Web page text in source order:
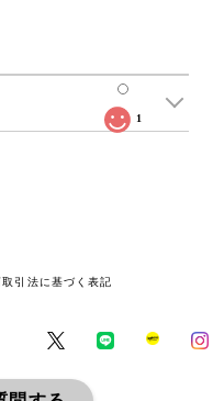
1
引法に基づく表記